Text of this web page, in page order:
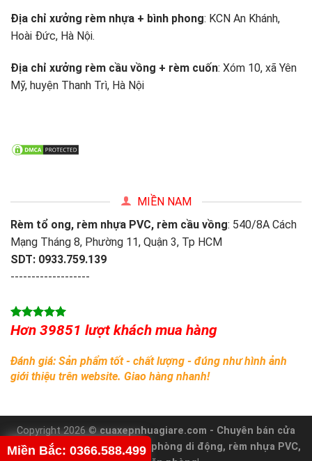
Địa chỉ xưởng rèm nhựa + bình phong: KCN An Khánh,
Hoài Đức, Hà Nội.
Địa chỉ xưởng rèm cầu vồng + rèm cuốn: Xóm 10, xã Yên
Mỹ, huyện Thanh Trì, Hà Nội
MIỀN NAM
Rèm tổ ong, rèm nhựa PVC, rèm cầu vồng: 540/8A Cách
Mạng Tháng 8, Phường 11, Quận 3, Tp HCM
SDT: 0933.759.139
-------------------
Hơn 39851 lượt khách mua hàng
Đánh giá: Sản phẩm tốt - chất lượng - đúng như hình ảnh
giới thiệu trên website. Giao hàng nhanh!
Copyright 2026 ©cuaxepnhuagiare.com - Chuyên bán cửa
xếp nhựa - nhôm, vách ngăn phòng di động, rèm nhựa PVC,
Miền Bắc: 0366.588.499